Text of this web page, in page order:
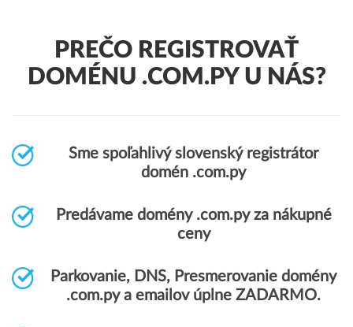
PREČO REGISTROVAŤ
DOMÉNU .COM.PY U NÁS?
Sme spoľahlivý slovenský registrátor
domén .com.py
Predávame domény .com.py za nákupné
ceny
Parkovanie, DNS, Presmerovanie domény
.com.py a emailov úplne ZADARMO.